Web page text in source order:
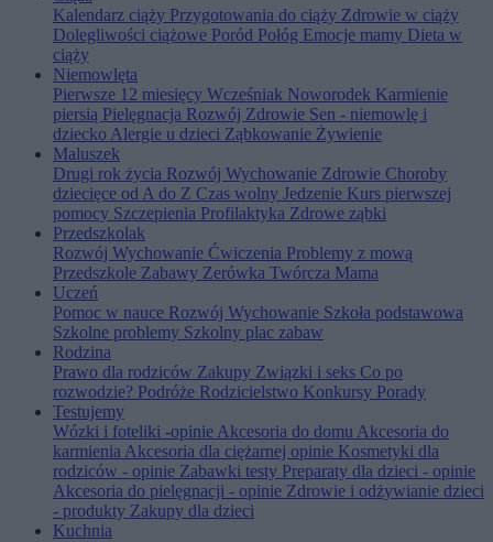
Kalendarz ciąży Przygotowania do ciąży Zdrowie w ciąży
Dolegliwości ciążowe Poród Połóg Emocje mamy Dieta w
ciąży
Niemowlęta
Pierwsze 12 miesięcy Wcześniak Noworodek Karmienie
piersią Pielęgnacja Rozwój Zdrowie Sen - niemowlę i
dziecko Alergie u dzieci Ząbkowanie Żywienie
Maluszek
Drugi rok życia Rozwój Wychowanie Zdrowie Choroby
dziecięce od A do Z Czas wolny Jedzenie Kurs pierwszej
pomocy Szczepienia Profilaktyka Zdrowe ząbki
Przedszkolak
Rozwój Wychowanie Ćwiczenia Problemy z mową
Przedszkole Zabawy Zerówka Twórcza Mama
Uczeń
Pomoc w nauce Rozwój Wychowanie Szkoła podstawowa
Szkolne problemy Szkolny plac zabaw
Rodzina
Prawo dla rodziców Zakupy Związki i seks Co po
rozwodzie? Podróże Rodzicielstwo Konkursy Porady
Testujemy
Wózki i foteliki -opinieAkcesoria do domu Akcesoria do
karmieniaAkcesoria dla ciężarnej opinie Kosmetyki dla
rodziców - opinie Zabawki testy Preparaty dla dzieci - opinie
Akcesoria do pielęgnacji - opinie Zdrowie i odżywianie dzieci
- produkty Zakupy dla dzieci
Kuchnia